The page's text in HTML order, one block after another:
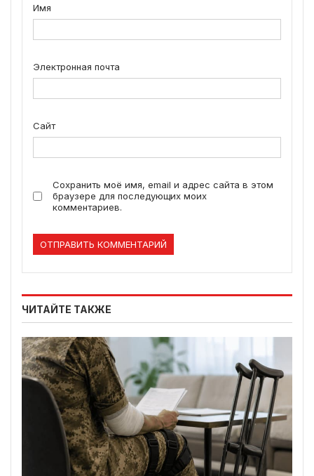
Имя
Электронная почта
Сайт
Сохранить моё имя, email и адрес сайта в этом
браузере для последующих моих
комментариев.
ЧИТАЙТЕ ТАКЖЕ